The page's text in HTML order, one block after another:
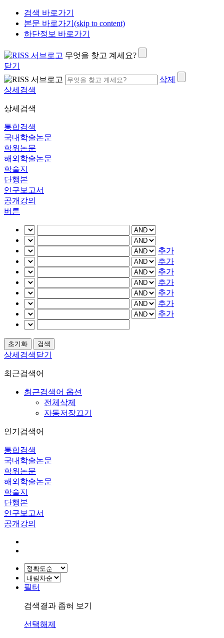
검색 바로가기
본문 바로가기(skip to content)
하단정보 바로가기
무엇을 찾고 계세요?
닫기
삭제
상세검색
상세검색
통합검색
국내학술논문
학위논문
해외학술논문
학술지
단행본
연구보고서
공개강의
버튼
추가
추가
추가
추가
추가
추가
추가
상세검색닫기
최근검색어
최근검색어 옵션
전체삭제
자동저장끄기
인기검색어
통합검색
국내학술논문
학위논문
해외학술논문
학술지
단행본
연구보고서
공개강의
필터
검색결과 좁혀 보기
선택해제